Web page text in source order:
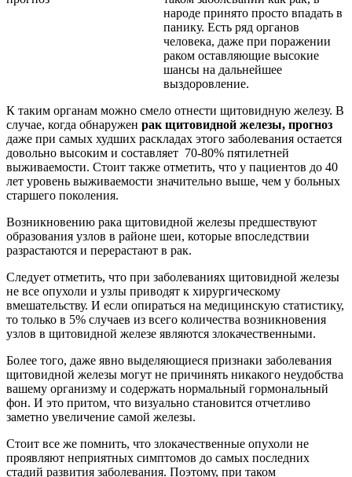
народе принято просто впадать в
панику. Есть ряд органов
человека, даже при поражении
раком оставляющие высокие
шансы на дальнейшее
выздоровление.
К таким органам можно смело отнести щитовидную железу. В
случае, когда обнаружен рак щитовидной железы, прогноз
даже при самых худших раскладах этого заболевания остается
довольно высоким и составляет 70-80% пятилетней
выживаемости. Стоит также отметить, что у пациентов до 40
лет уровень выживаемости значительно выше, чем у больных
старшего поколения.
Возникновению рака щитовидной железы предшествуют
образования узлов в районе шеи, которые впоследствии
разрастаются и перерастают в рак.
Следует отметить, что при заболеваниях щитовидной железы
не все опухоли и узлы приводят к хирургическому
вмешательству. И если опираться на медицинскую статистику,
то только в 5% случаев из всего количества возникновения
узлов в щитовидной железе являются злокачественными.
Более того, даже явно выделяющиеся признаки заболевания
щитовидной железы могут не причинять никакого неудобства
вашему организму и содержать нормальный гормональный
фон. И это притом, что визуально становится отчетливо
заметно увеличение самой железы.
Стоит все же помнить, что злокачественные опухоли не
проявляют неприятных симптомов до самых последних
стадий развития заболевания. Поэтому, при таком